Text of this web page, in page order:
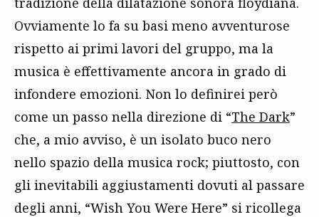
Ovviamente lo fa su basi meno avventurose
rispetto ai primi lavori del gruppo, ma la
musica è effettivamente ancora in grado di
infondere emozioni. Non lo definirei però
come un passo nella direzione di “The Dark”
che, a mio avviso, è un isolato buco nero
nello spazio della musica rock; piuttosto, con
gli inevitabili aggiustamenti dovuti al passare
degli anni, “Wish You Were Here” si ricollega